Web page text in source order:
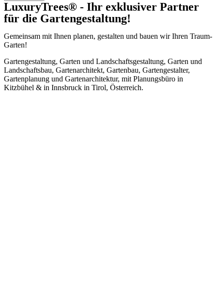
LuxuryTrees® - Ihr exklusiver Partner
für die Gartengestaltung!
Gemeinsam mit Ihnen planen, gestalten und bauen wir Ihren Traum-
Garten!
Gartengestaltung, Garten und Landschaftsgestaltung, Garten und
Landschaftsbau, Gartenarchitekt, Gartenbau, Gartengestalter,
Gartenplanung und Gartenarchitektur, mit Planungsbüro in
Kitzbühel & in Innsbruck in Tirol, Österreich.